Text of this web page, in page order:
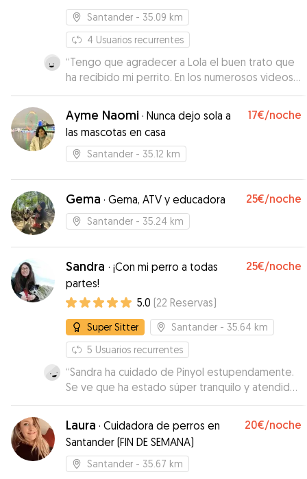
Santander - 35.09 km
4 Usuarios recurrentes
“Tengo que agradecer a Lola el buen trato que
ha recibido mi perrito. En los numerosos videos
que me ha ido mandando durante mi ausencia,
he podido comprobar cómo éste se
encontraba feliz acompañado por otra
compañía perruna que le ha hecho mi ausencia
mucho más agradable. Repetiré sin duda en
Ayme Naomi · Nunca dejo sola a
las mascotas en casa
17€/noche
Santander - 35.12 km
Gema · Gema, ATV y educadora 25€/noche
Santander - 35.24 km
Sandra · ¡Con mi perro a todas
partes!
25€/noche
5.0 (22 Reservas)
Super Sitter Santander - 35.64 km
5 Usuarios recurrentes
“Sandra ha cuidado de Pinyol estupendamente.
Se ve que ha estado súper tranquilo y atendido.
Durante todo el tiempo nos ha mandado fotos y
se le veia disfrutando. Gracias!!
Laura · Cuidadora de perros en
Santander (FIN DE SEMANA)
20€/noche
Santander - 35.67 km